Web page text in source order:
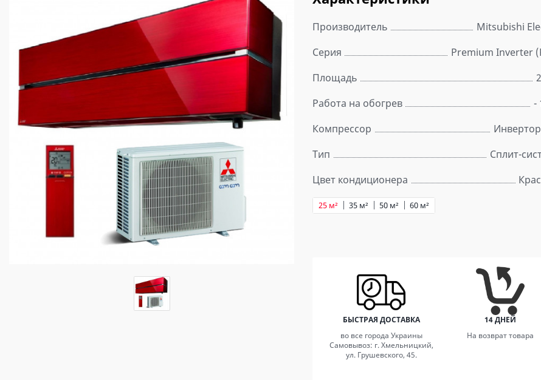
Производитель
Mitsubishi
Серия
Premium Inverter
Площадь
Работа на обогрев
-
Компрессор
Тип
Сплит-
Цвет кондиционера
25 м² 35 м² 50 м² 60 м²
БЫСТРАЯ ДОСТАВКА
во все города Украины
Самовывоз: г. Хмельницкий,
ул. Грушевского, 45.
14 ДНЕЙ
На возврат товара